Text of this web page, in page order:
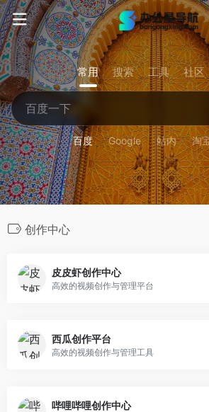
常用 搜索 工具 社区
百度 Google 站内 淘
创作中心
皮皮虾创作中心
高效的视频创作与管理平台
西瓜创作平台
高效的视频创作与管理工具
哔哩哔哩创作中心